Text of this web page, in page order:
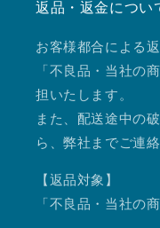
返品・返金につい
お客様都合による
「不良品・当社の
担いたします。
また、配送途中の
ら、弊社までご連絡
【返品対象】
「不良品・当社の